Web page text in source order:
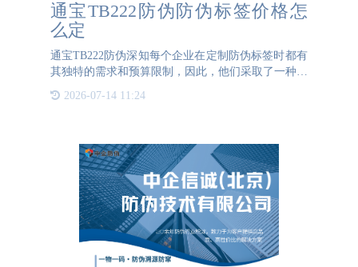
通宝TB222防伪防伪标签价格怎
么定
通宝TB222防伪深知每个企业在定制防伪标签时都有
其独特的需求和预算限制，因此，他们采取了一种高
度个性化的方法来确定防伪标签的价格。不同的防伪
标签材质、不同的防伪标签工艺、不同的防伪标签尺
2026-07-14 11:24